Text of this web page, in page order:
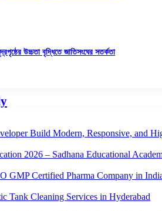
উচ্চতা বৃদ্ধিতে জাতিসংঘের সতর্কতা
Build Modern, Responsive, and
2026 – Sadhana Educational
GMP Certified Pharma Company in
Tank Cleaning Services in Hyderabad